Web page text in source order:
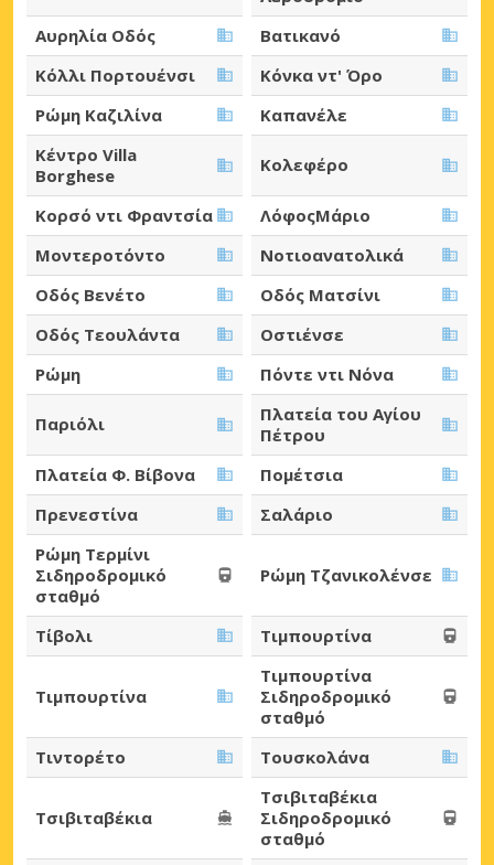
Αυρηλία Οδός
Βατικανό
Κόλλι Πορτουένσι
Κόνκα ντ' Όρο
Ρώμη Καζιλίνα
Καπανέλε
Κέντρο Villa
Borghese
Κολεφέρο
Κορσό ντι Φραντσία
ΛόφοςΜάριο
Μοντεροτόντο
Νοτιοανατολικά
Οδός Βενέτο
Οδός Ματσίνι
Οδός Τεουλάντα
Οστιένσε
Ρώμη
Πόντε ντι Νόνα
Παριόλι
Πλατεία του Αγίου
Πέτρου
Πλατεία Φ. Βίβονα
Πομέτσια
Πρενεστίνα
Σαλάριο
Ρώμη Τερμίνι
Σιδηροδρομικό
σταθμό
Ρώμη Τζανικολένσε
Τίβολι Τιμπουρτίνα
Τιμπουρτίνα
Τιμπουρτίνα
Σιδηροδρομικό
σταθμό
Τιντορέτο
Τουσκολάνα
Τσιβιταβέκια
Τσιβιταβέκια
Σιδηροδρομικό
σταθμό